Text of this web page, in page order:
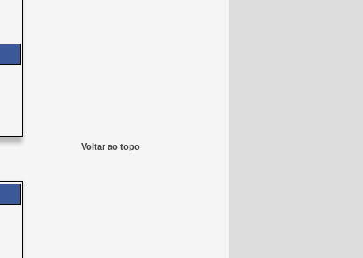
Voltar ao topo